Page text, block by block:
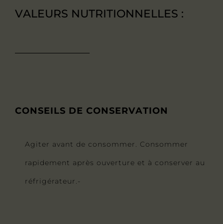
VALEURS NUTRITIONNELLES :
CONSEILS DE CONSERVATION
Agiter avant de consommer. Consommer
rapidement après ouverture et à conserver au
réfrigérateur.-